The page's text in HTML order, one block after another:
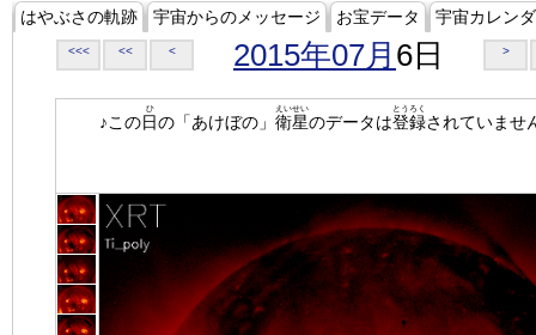
はやぶさの軌跡 宇宙からのメッセージ お宝データ 宇宙カレン
<<< << < 2015年07月 6日 >
♪この日
ひ
の「あけぼの」 衛星
えいせい
のデータは登録
とうろく
されていませ